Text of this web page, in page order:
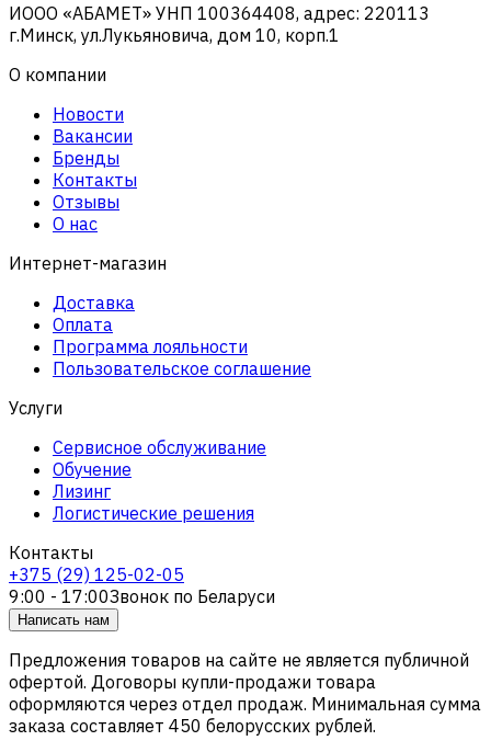
ИООО «АБАМЕТ» УНП 100364408, адрес: 220113
г.Минск, ул.Лукьяновича, дом 10, корп.1
О компании
Новости
Вакансии
Бренды
Контакты
Отзывы
О нас
Интернет-магазин
Доставка
Оплата
Программа лояльности
Пользовательское соглашение
Услуги
Сервисное обслуживание
Обучение
Лизинг
Логистические решения
Контакты
+375 (29) 125-02-05
9:00 - 17:00Звонок по Беларуси
Написать нам
Предложения товаров на сайте не является публичной
офертой. Договоры купли-продажи товара
оформляются через отдел продаж. Минимальная сумма
заказа составляет 450 белорусских рублей.